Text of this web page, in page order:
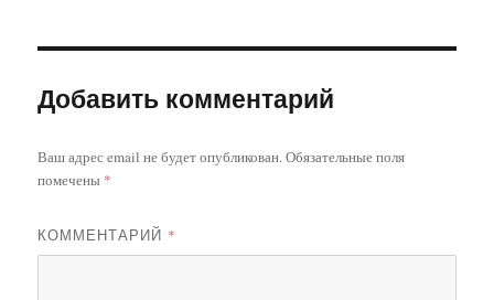
Добавить комментарий
Ваш адрес email не будет опубликован.Обязательные поля
помечены *
КОММЕНТАРИЙ *